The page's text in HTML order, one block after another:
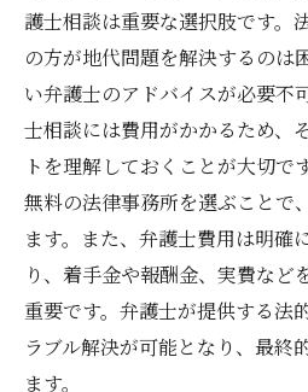
護士相談は重要な選択肢です。
の方が地代問題を解決するのは
い弁護士のアドバイスが必要不
士相談には費用がかかるため、
トを理解しておくことが大切で
無料の法律事務所を選ぶことで
ます。また、弁護士費用は明確
り、着手金や報酬金、実費など
重要です。弁護士が提供する法
ラブル解決が可能となり、最終
ます。